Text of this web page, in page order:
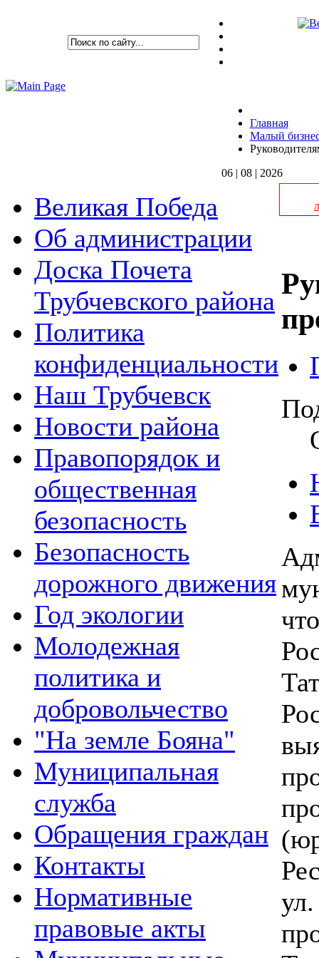
Главная
Малый
06 | 08 | 2026
Великая Победа
Об администрации
Доска Почета
Трубчевского района
Политика
конфиденциальности
Наш Трубчевск
Новости района
Правопорядок и
общественная
безопасность
Безопасность
дорожного движения
Год экологии
Молодежная
политика и
добровольчество
"На земле Бояна"
Муниципальная
служба
Обращения граждан
Контакты
Нормативные
правовые акты